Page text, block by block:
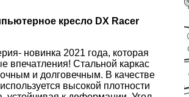
кресло DX Racer
новинка 2021 года, которая
впечатления! Стальной каркас
и долговечным. В качестве
высокой плотности